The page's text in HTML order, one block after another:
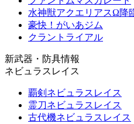
水神獣アクエリアスΩ降
豪快！がいあジム
クラントライアル
新武器・防具情報
ネビュラスレイス
覇剣ネビュラスレイス
霊刀ネビュラスレイス
古代機ネビュラスレイス